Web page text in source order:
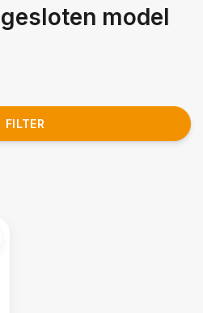
model
FILTER